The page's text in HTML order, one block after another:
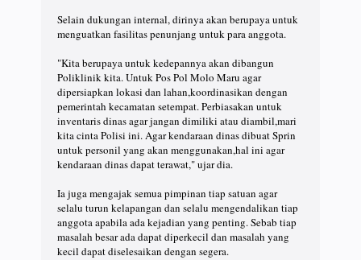
Selain dukungan internal, dirinya akan berupaya untuk
menguatkan fasilitas penunjang untuk para anggota.
"Kita berupaya untuk kedepannya akan dibangun
Poliklinik kita. Untuk Pos Pol Molo Maru agar
dipersiapkan lokasi dan lahan,koordinasikan dengan
pemerintah kecamatan setempat. Perbiasakan untuk
inventaris dinas agar jangan dimiliki atau diambil,mari
kita cinta Polisi ini. Agar kendaraan dinas dibuat Sprin
untuk personil yang akan menggunakan,hal ini agar
kendaraan dinas dapat terawat," ujar dia.
Ia juga mengajak semua pimpinan tiap satuan agar
selalu turun kelapangan dan selalu mengendalikan tiap
anggota apabila ada kejadian yang penting. Sebab tiap
masalah besar ada dapat diperkecil dan masalah yang
kecil dapat diselesaikan dengan segera.